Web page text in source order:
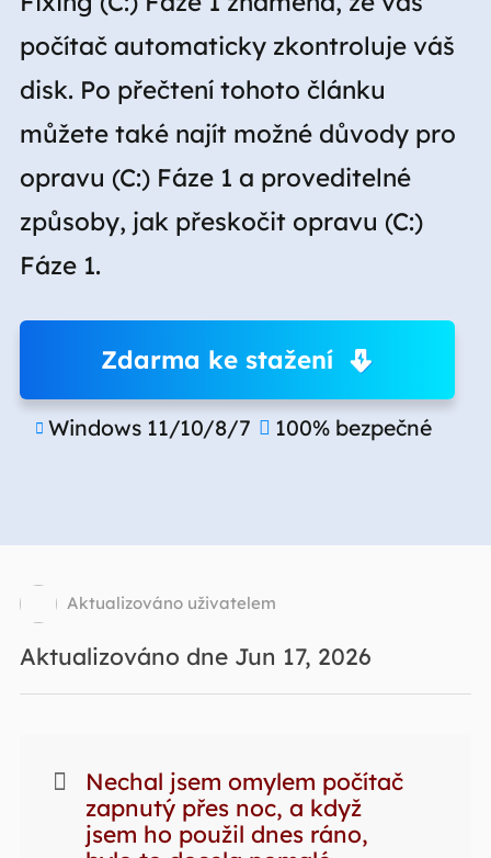
počítač automaticky zkontroluje váš
disk. Po přečtení tohoto článku
můžete také najít možné důvody pro
opravu (C:) Fáze 1 a proveditelné
způsoby, jak přeskočit opravu (C:)
Fáze 1.
Zdarma ke stažení
 Windows 11/10/8/7  100% bezpečné
Aktualizováno uživatelem
Aktualizováno dne Jun 17, 2026
Nechal jsem omylem počítač
zapnutý přes noc, a když
jsem ho použil dnes ráno,